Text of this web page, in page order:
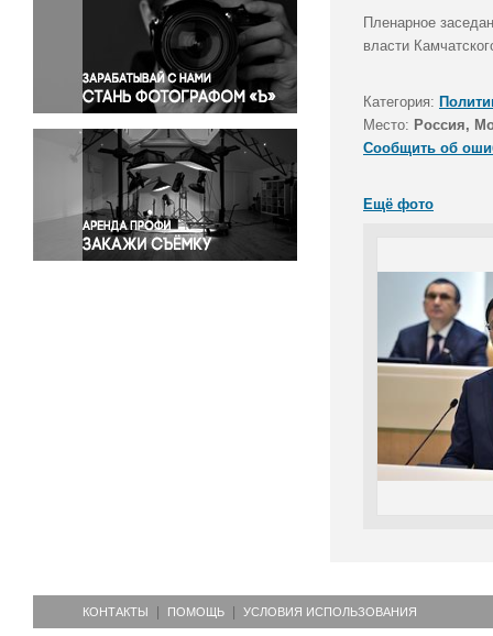
Политика
Правосудие
Происшествия и конфликты
Религия
Светская жизнь
Спорт
Экология
Экономика и бизнес
Пленарное
власти
Категория:
Место: Россия,
Сообщить об
Ещё фото
КОНТАКТЫ ПОМОЩЬ УСЛОВИЯ ИСПОЛЬЗОВАНИЯ